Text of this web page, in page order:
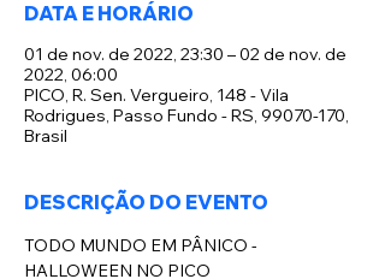
DATA E HORÁRIO
01 de nov. de 2022, 23:30 – 02 de nov. de
2022, 06:00
PICO, R. Sen. Vergueiro, 148 - Vila
Rodrigues, Passo Fundo - RS, 99070-170,
Brasil
DESCRIÇÃO DO EVENTO
TODO MUNDO EM PÂNICO -
HALLOWEEN NO PICO